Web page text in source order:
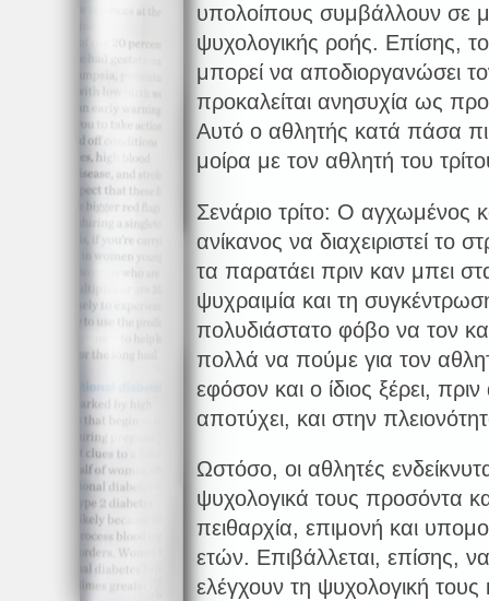
υπολοίπους συμβάλλουν σε
ψυχολογικής ροής. Επίσης, το
μπορεί να αποδιοργανώσει
προκαλείται ανησυχία ως
Αυτό ο αθλητής κατά πάσα
μοίρα με τον αθλητή του
Σενάριο τρίτο: Ο αγχωμένος
ανίκανος να διαχειριστεί το
τα παρατάει πριν καν μπει
ψυχραιμία και τη
πολυδιάστατο φόβο να τον
πολλά να πούμε για τον
εφόσον και ο ίδιος ξέρει,
αποτύχει, και στην
Ωστόσο, οι αθλητές
ψυχολογικά τους προσόντα
πειθαρχία, επιμονή και
ετών. Επιβάλλεται, επίσης,
ελέγχουν τη ψυχολογική